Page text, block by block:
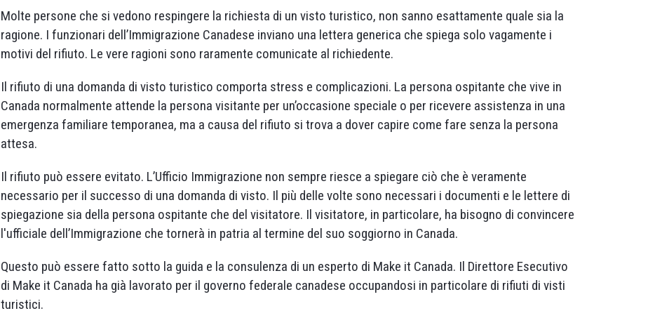
Molte persone che si vedono respingere la richiesta di un visto turistico, non sanno esattamente quale sia la
ragione. I funzionari dell’Immigrazione Canadese inviano una lettera generica che spiega solo vagamente i
motivi del rifiuto. Le vere ragioni sono raramente comunicate al richiedente.
Il rifiuto di una domanda di visto turistico comporta stress e complicazioni. La persona ospitante che vive in
Canada normalmente attende la persona visitante per un’occasione speciale o per ricevere assistenza in una
emergenza familiare temporanea, ma a causa del rifiuto si trova a dover capire come fare senza la persona
attesa.
Il rifiuto può essere evitato. L’Ufficio Immigrazione non sempre riesce a spiegare ciò che è veramente
necessario per il successo di una domanda di visto. Il più delle volte sono necessari i documenti e le lettere di
spiegazione sia della persona ospitante che del visitatore. Il visitatore, in particolare, ha bisogno di convincere
l'ufficiale dell’Immigrazione che tornerà in patria al termine del suo soggiorno in Canada.
Questo può essere fatto sotto la guida e la consulenza di un esperto di Make it Canada. Il Direttore Esecutivo
di Make it Canada ha già lavorato per il governo federale canadese occupandosi in particolare di rifiuti di visti
turistici.